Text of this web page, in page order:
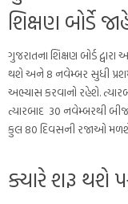
શિક્ષણ બોર્ડે
ગુજરાતના શિક્ષણ બોર્ડ
થશે અને 8 નવેમ્બર સુધી
અભ્યાસ કરવાનો રહેશે.
ત્યારબાદ 30 નવેમ્બરથી
કુલ 80 દિવસની રજાઓ
ક્યારે શરૂ થશે